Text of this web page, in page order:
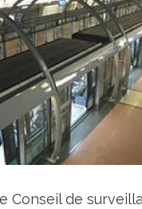
Conseil de